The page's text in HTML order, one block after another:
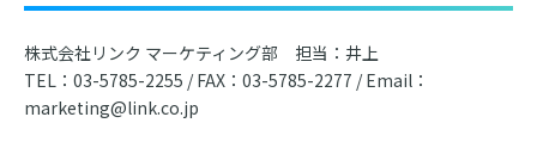
株式会社リンク マーケティング部 担当：井上
TEL：03-5785-2255 / FAX：03-5785-2277 / Email：
marketing@link.co.jp